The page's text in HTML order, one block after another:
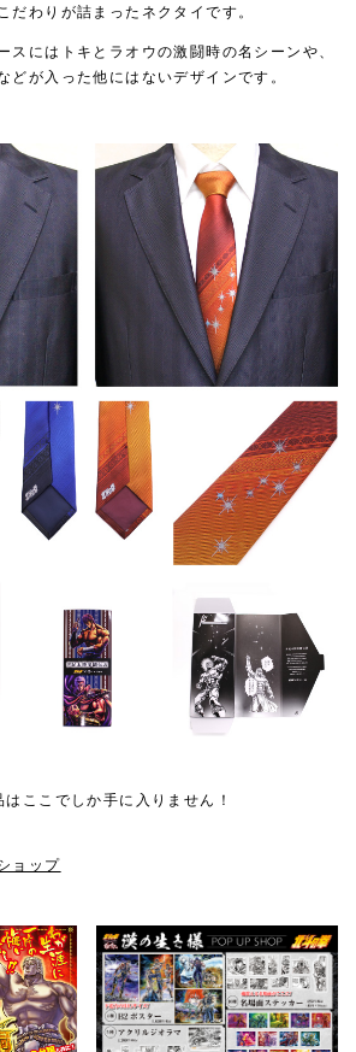
だわりが詰まったネクタイです。
スにはトキとラオウの激闘時の名シーンや、
どが入った他にはないデザインです。
ここでしか手に入りません！
ョップ